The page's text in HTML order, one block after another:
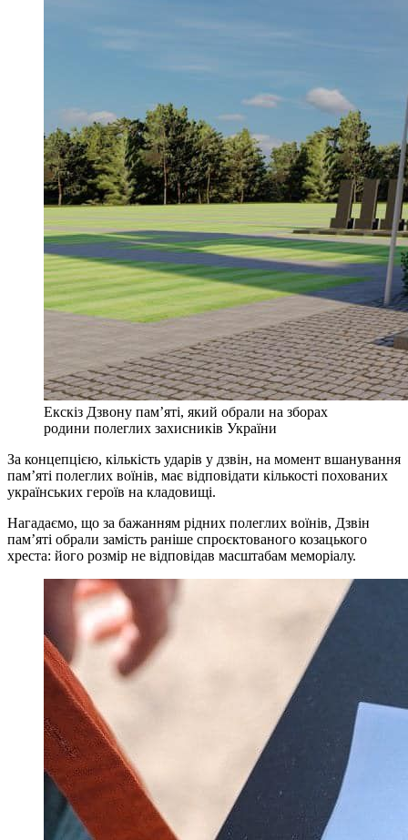
Екскіз Дзвону пам’яті, який обрали на зборах
родини полеглих захисників України
За концепцією, кількість ударів у дзвін, на момент вшанування
пам’яті полеглих воїнів, має відповідати кількості похованих
українських героїв на кладовищі.
Нагадаємо, що за бажанням рідних полеглих воїнів, Дзвін
пам’яті обрали замість раніше спроєктованого козацького
хреста: його розмір не відповідав масштабам меморіалу.